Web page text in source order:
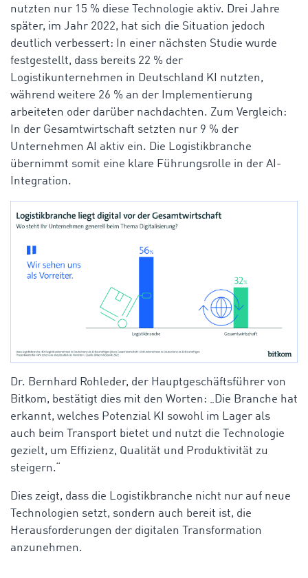
nutzten nur 15 % diese Technologie aktiv. Drei Jahre
später, im Jahr 2022, hat sich die Situation jedoch
deutlich verbessert: In einer nächsten Studie wurde
festgestellt, dass bereits 22 % der
Logistikunternehmen in Deutschland KI nutzten,
während weitere 26 % an der Implementierung
arbeiteten oder darüber nachdachten. Zum Vergleich:
In der Gesamtwirtschaft setzten nur 9 % der
Unternehmen AI aktiv ein. Die Logistikbranche
übernimmt somit eine klare Führungsrolle in der AI-
Integration.
Dr. Bernhard Rohleder, der Hauptgeschäftsführer von
Bitkom, bestätigt dies mit den Worten: „Die Branche hat
erkannt, welches Potenzial KI sowohl im Lager als
auch beim Transport bietet und nutzt die Technologie
gezielt, um Effizienz, Qualität und Produktivität zu
steigern.“
Dies zeigt, dass die Logistikbranche nicht nur auf neue
Technologien setzt, sondern auch bereit ist, die
Herausforderungen der digitalen Transformation
anzunehmen.